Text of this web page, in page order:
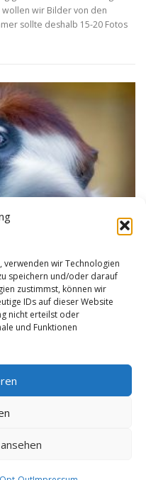
wir Technologien
speichern und/oder darauf
zustimmst, können wir
IDs auf dieser Website
nicht erteilst oder
und Funktionen
wollen wir Bilder von den
sollte deshalb 15-20 Fotos
Am 30.06.2014 lautet das
Zusatztermin gemacht. Der
Bitte …